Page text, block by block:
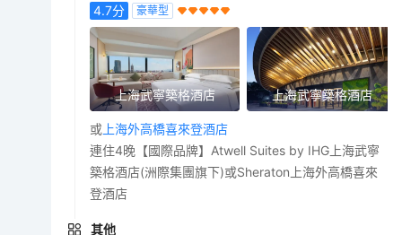
4.7分 豪華型
上海武寧築格酒店 上海武寧築格酒店
或 上海外高橋喜來登酒店
連住4晚【國際品牌】Atwell Suites by IHG上海武寧
築格酒店(洲際集團旗下)或Sheraton上海外高橋喜來
登酒店
其他